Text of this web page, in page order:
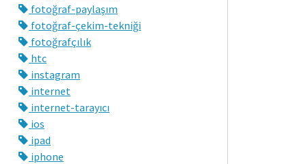
fotoğraf-paylaşım
fotoğraf-çekim-tekniği
fotoğrafçılık
htc
instagram
internet
internet-tarayıcı
ios
ipad
iphone